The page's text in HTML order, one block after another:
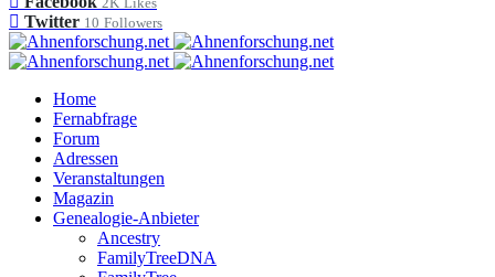
2K Likes
Twitter 10 Followers
Home
Fernabfrage
Forum
Adressen
Veranstaltungen
Magazin
Genealogie-Anbieter
Ancestry
FamilyTreeDNA